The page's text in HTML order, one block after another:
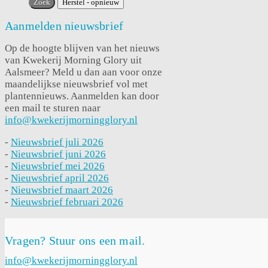
Aanmelden nieuwsbrief
Op de hoogte blijven van het nieuws
van Kwekerij Morning Glory uit
Aalsmeer? Meld u dan aan voor onze
maandelijkse nieuwsbrief vol met
plantennieuws. Aanmelden kan door
een mail te sturen naar
info@kwekerijmorningglory.nl
- Nieuwsbrief juli 2026
- Nieuwsbrief juni 2026
- Nieuwsbrief mei 2026
- Nieuwsbrief april 2026
- Nieuwsbrief maart 2026
- Nieuwsbrief februari 2026
Vragen? Stuur ons een mail.
info@kwekerijmorningglory.nl